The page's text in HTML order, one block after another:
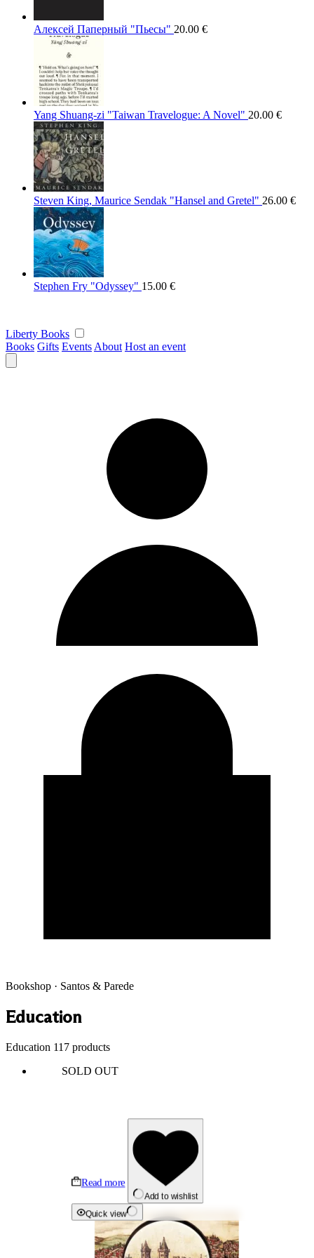
Алексей Паперный "Пьесы" 20.00 €
Yang Shuang-zi "Taiwan Travelogue: A Novel" 20.00 €
Steven King, Maurice Sendak "Hansel and Gretel" 26.00 €
Stephen Fry "Odyssey" 15.00 €
Liberty Books
Books Gifts Events About Host an event
Bookshop · Santos & Parede
Education
Education 117 products
SOLD OUT
Read more
Add to wishlist
Quick view